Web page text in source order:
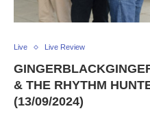
Live Live Review
& THE RHYTHM
(13/09/2024)